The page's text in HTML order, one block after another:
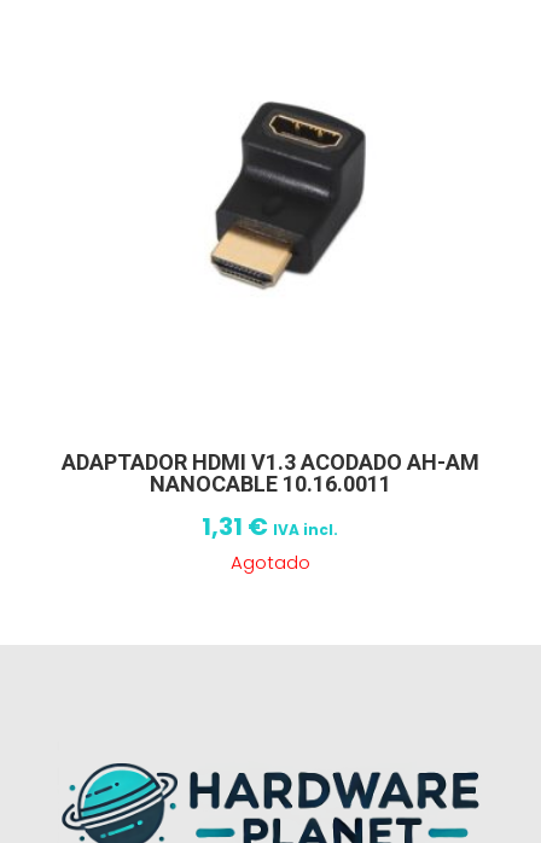
ADAPTADOR HDMI V1.3 ACODADO AH-AM
NANOCABLE 10.16.0011
1,31 € IVA incl.
Agotado